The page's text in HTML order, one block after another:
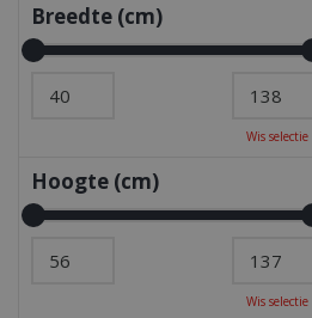
Breedte (cm)
Wis selectie
Hoogte (cm)
Wis selectie